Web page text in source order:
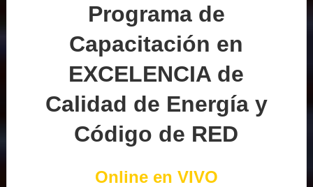
Programa de
Capacitación en
EXCELENCIA de
Calidad de Energía y
Código de RED
Online en VIVO